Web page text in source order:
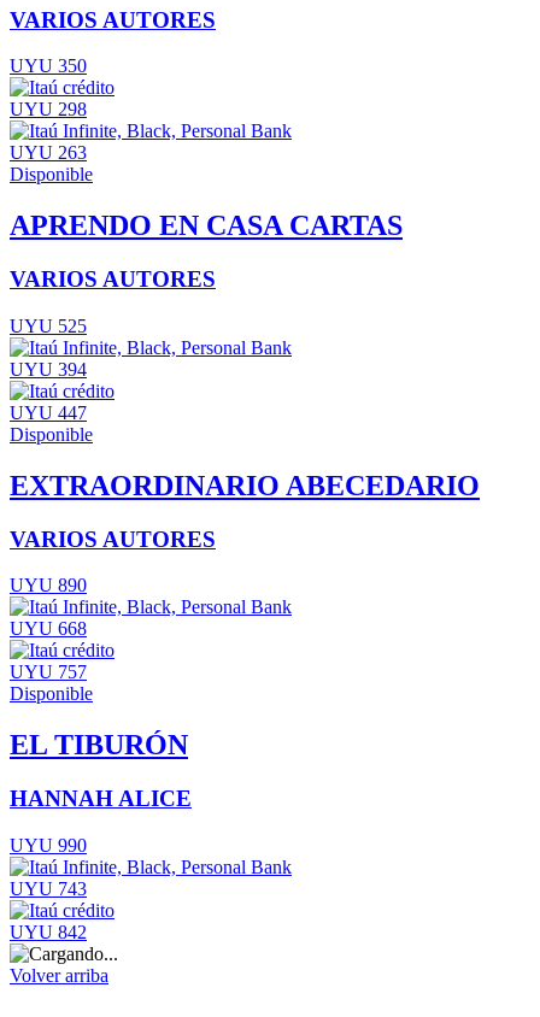
VARIOS AUTORES
UYU 350
UYU 298
UYU 263
Disponible
APRENDO EN CASA CARTAS
VARIOS AUTORES
UYU 525
UYU 394
UYU 447
Disponible
EXTRAORDINARIO ABECEDARIO
VARIOS AUTORES
UYU 890
UYU 668
UYU 757
Disponible
EL TIBURÓN
HANNAH ALICE
UYU 990
UYU 743
UYU 842
Volver arriba